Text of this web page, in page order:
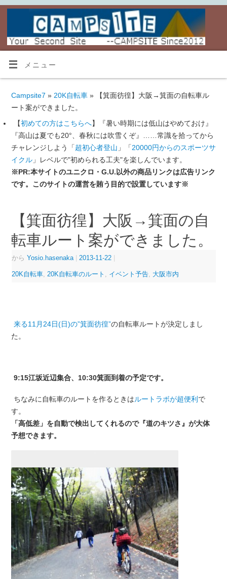
メニュー
Campsite7 » 20K自転車» 【箕面彷徨】大阪→箕面の自転車ル
ート案ができました。
【初めての方はこちらへ】『暑い時期には低山はやめておけ』
『高山は夏でも20°、春秋には吹雪くぞ』……常識を拾ってから
チャレンジしよう「超初心者登山 」「20000円からのスポーツサ
イクル」レベルで"初められる工夫"を楽しんでいます。
※PR:本サイトのユニクロ・G.U.以外の商品リンクは広告リンク
です。このサイトの運営を賄う目的で設置しています※
【箕面彷徨】大阪→箕面の自
転車ルート案ができました。
から Yosio.hasenaka 2013-11-22
20K自転車, 20K自転車のルート イベント予告, 大阪市内
来る11月24日(日)の”箕面彷徨”の自転車ルートが決定しまし
た。
9:15江坂近辺集合、10:30箕面到着の予定です。
ちなみに自転車のルートを作るときはルートラボが超便利 で
す。
「高低差」を自動で検出してくれるので『道のキツさ』が大体
予想できます。